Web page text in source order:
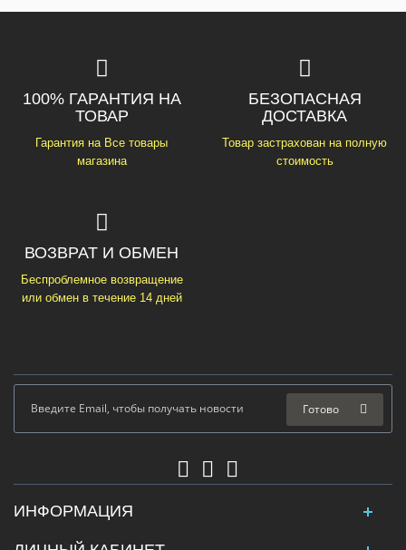
100% ГАРАНТИЯ НА
ТОВАР
Гарантия на Все товары
магазина
БЕЗОПАСНАЯ
ДОСТАВКА
Товар застрахован на полную
стоимость
ВОЗВРАТ И ОБМЕН
Беспроблемное возвращение
или обмен в течение 14 дней
Готово
ИНФОРМАЦИЯ